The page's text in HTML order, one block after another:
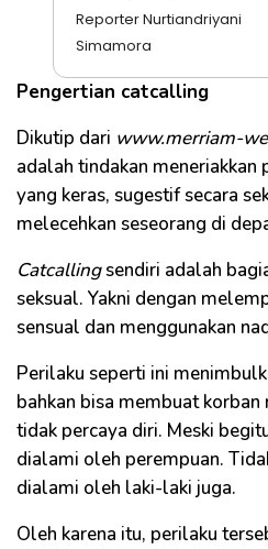
Reporter Nurtiandriyani
Simamora
Pengertian catcalling
Dikutip dari www.merriam-
adalah tindakan
yang keras, sugestif secara
melecehkan seseorang di
Catcallingsendiri adalah
seksual. Yakni dengan
sensual dan menggunakan
Perilaku seperti ini
bahkan bisa membuat korban
tidak percaya diri. Meski
dialami oleh perempuan.
dialami oleh laki-laki juga.
Oleh karena itu, perilaku